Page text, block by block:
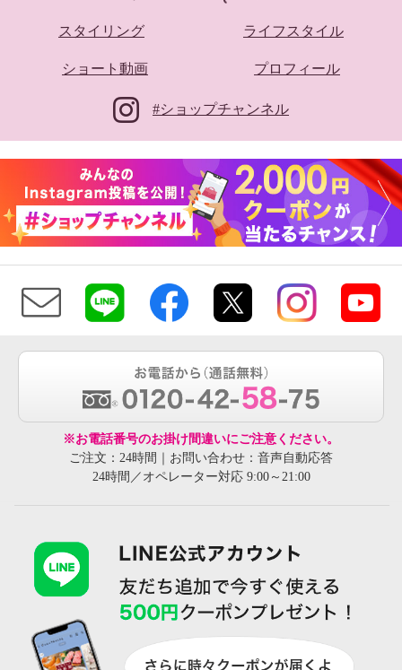
スタイリング ライフスタイル
ショート動画 プロフィール
#ショップチャンネル
※お電話番号のお掛け間違いにご注意ください。
ご注文：24時間｜お問い合わせ：音声自動応答
24時間／オペレーター対応 9:00～21:00